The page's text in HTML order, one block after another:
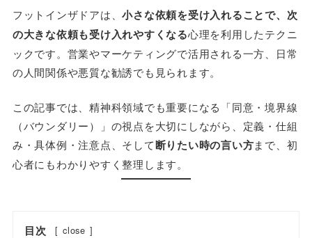
フットインザドアは、小さな依頼を受け入れることで、次
の大きな依頼も受け入れやすくなる心理を利用したテクニ
ックです。営業やマーケティングで活用される一方、日常
の人間関係や悪質な勧誘でも見られます。
この記事では、精神科領域でも重要になる「同意・境界線
（バウンダリー）」の視点を大切にしながら、定義・仕組
み・具体例・注意点、そして断りたい時の言い方まで、初
心者にもわかりやすく整理します。
目次 [ close ]